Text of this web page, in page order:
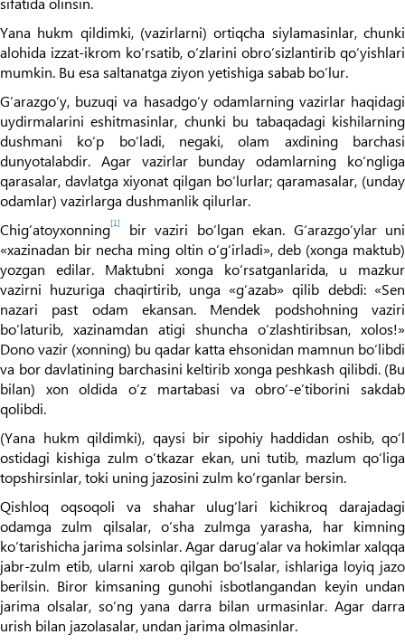
Yana hukm qildimki, (vazirlarni) ortiqcha siylamasinlar, chunki
alohida izzat-ikrom ko‘rsatib, o‘zlarini obro‘sizlantirib qo‘yishlari
mumkin. Bu esa saltanatga ziyon yetishiga sabab bo‘lur.
G‘arazgo‘y, buzuqi va hasadgo‘y odamlarning vazirlar haqidagi
uydirmalarini eshitmasinlar, chunki bu tabaqadagi kishilarning
dushmani ko‘p bo‘ladi, negaki, olam axdining barchasi
dunyotalabdir. Agar vazirlar bunday odamlarning ko‘ngliga
qarasalar, davlatga xiyonat qilgan bo‘lurlar; qaramasalar, (unday
odamlar) vazirlarga dushmanlik qilurlar.
Chig‘atoyxonning[1]
bir vaziri bo‘lgan ekan. G‘arazgo‘ylar uni
«xazinadan bir necha ming oltin o‘g‘irladi», deb (xonga maktub)
yozgan edilar. Maktubni xonga ko‘rsatganlarida, u mazkur
vazirni huzuriga chaqirtirib, unga «g‘azab» qilib debdi: «Sen
nazari past odam ekansan. Mendek podshohning vaziri
bo‘laturib, xazinamdan atigi shuncha o‘zlashtiribsan, xolos!»
Dono vazir (xonning) bu qadar katta ehsonidan mamnun bo‘libdi
va bor davlatining barchasini keltirib xonga peshkash qilibdi. (Bu
bilan) xon oldida o‘z martabasi va obro‘-e’tiborini sakdab
qolibdi.
(Yana hukm qildimki), qaysi bir sipohiy haddidan oshib, qo‘l
ostidagi kishiga zulm o‘tkazar ekan, uni tutib, mazlum qo‘liga
topshirsinlar, toki uning jazosini zulm ko‘rganlar bersin.
Qishloq oqsoqoli va shahar ulug‘lari kichikroq darajadagi
odamga zulm qilsalar, o‘sha zulmga yarasha, har kimning
ko‘tarishicha jarima solsinlar. Agar darug‘alar va hokimlar xalqqa
jabr-zulm etib, ularni xarob qilgan bo‘lsalar, ishlariga loyiq jazo
berilsin. Biror kimsaning gunohi isbotlangandan keyin undan
jarima olsalar, so‘ng yana darra bilan urmasinlar. Agar darra
urish bilan jazolasalar, undan jarima olmasinlar.